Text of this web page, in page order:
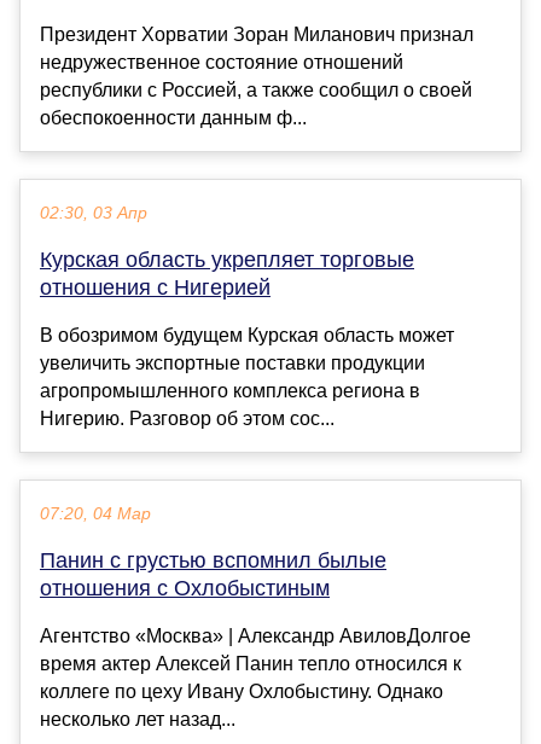
Президент Хорватии Зоран Миланович признал
недружественное состояние отношений
республики с Россией, а также сообщил о своей
обеспокоенности данным ф...
02:30, 03 Апр
Курская область укрепляет торговые
отношения с Нигерией
В обозримом будущем Курская область может
увеличить экспортные поставки продукции
агропромышленного комплекса региона в
Нигерию. Разговор об этом сос...
07:20, 04 Мар
Панин с грустью вспомнил былые
отношения с Охлобыстиным
Агентство «Москва» | Александр АвиловДолгое
время актер Алексей Панин тепло относился к
коллеге по цеху Ивану Охлобыстину. Однако
несколько лет назад...